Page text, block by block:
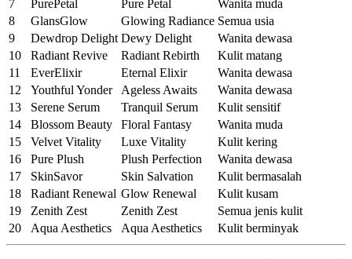
7
PurePetal Pure Petal
Wanita muda
8
GlansGlow Glowing Radiance Semua usia
9
Dewdrop Delight Dewy Delight
Wanita dewasa
10
Radiant Revive Radiant Rebirth
Kulit matang
11
EverElixir Eternal Elixir
Wanita dewasa
12
Youthful Yonder Ageless Awaits
Wanita dewasa
13
Serene Serum Tranquil Serum
Kulit sensitif
14
Blossom Beauty Floral Fantasy
Wanita muda
15
Velvet Vitality Luxe Vitality
Kulit kering
16
Pure Plush Plush Perfection
Wanita dewasa
17
SkinSavor Skin Salvation
Kulit bermasalah
18
Radiant Renewal Glow Renewal
Kulit kusam
19
Zenith Zest Zenith Zest
Semua jenis kulit
20
Aqua Aesthetics Aqua Aesthetics Kulit berminyak